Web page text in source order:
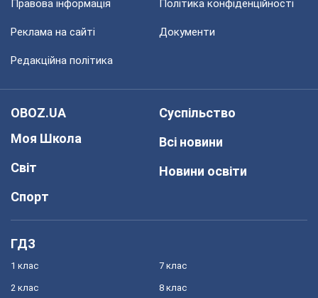
Правова інформація Політика конфіденційності
Реклама на сайті Документи
Редакційна політика
OBOZ.UA
Моя Школа
Світ
Спорт
Суспільство
Всі новини
Новини освіти
ГДЗ
1 клас
2 клас
7 клас
8 клас